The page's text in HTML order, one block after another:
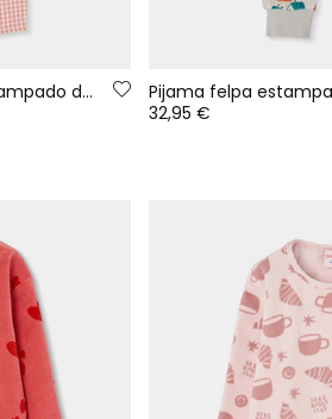
Pijama niña cuadros rosa estampado de casa
32,95 €